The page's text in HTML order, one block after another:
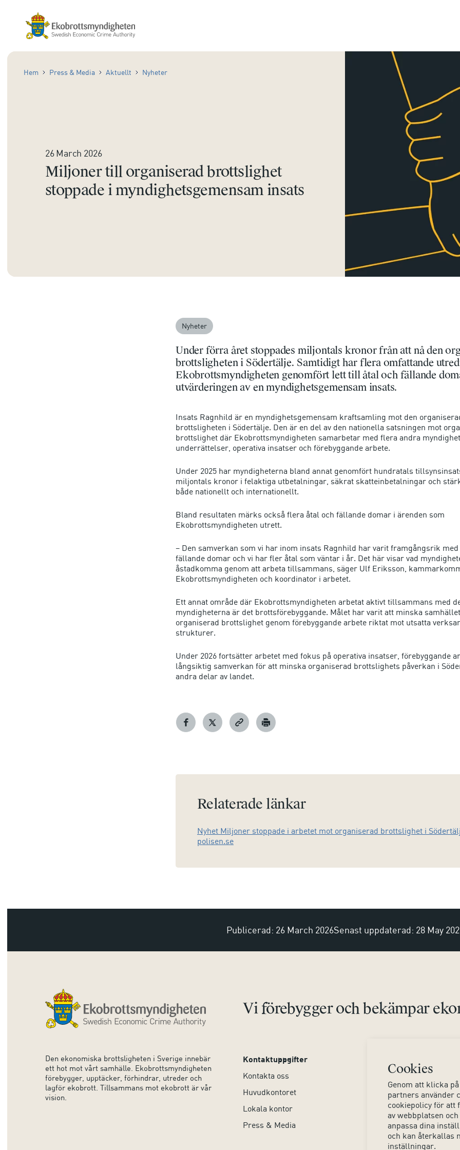
Cookies
Genom att klicka
partners använder
cookiepolicy för att
av webbplatsen
anpassa dina
och kan återkallas
inställningar.
Hem Press & Media Aktuellt Nyheter
26 March 2026
Miljoner till organiserad brottslighet
stoppade i myndighetsgemensam insats
Nyheter
Under förra året stoppades miljontals kronor från att nå den
brottsligheten i Södertälje. Samtidigt har flera omfattande
Ekobrottsmyndigheten genomfört lett till åtal och fällande
utvärderingen av en myndighetsgemensam insats.
Insats Ragnhild är en myndighetsgemensam kraftsamling mot den
brottsligheten i Södertälje. Den är en del av den nationella satsningen mot
brottslighet där Ekobrottsmyndigheten samarbetar med flera andra
underrättelser, operativa insatser och förebyggande arbete.
Under 2025 har myndigheterna bland annat genomfört hundratals
miljontals kronor i felaktiga utbetalningar, säkrat skatteinbetalningar och
både nationellt och internationellt.
Bland resultaten märks också flera åtal och fällande domar i ärenden som
Ekobrottsmyndigheten utrett.
– Den samverkan som vi har inom insats Ragnhild har varit framgångsrik med
fällande domar och vi har fler åtal som väntar i år. Det här visar vad
åstadkomma genom att arbeta tillsammans, säger Ulf Eriksson,
Ekobrottsmyndigheten och koordinator i arbetet.
Ett annat område där Ekobrottsmyndigheten arbetat aktivt tillsammans med
myndigheterna är det brottsförebyggande. Målet har varit att minska
organiserad brottslighet genom förebyggande arbete riktat mot utsatta
strukturer.
Under 2026 fortsätter arbetet med fokus på operativa insatser, förebyggande
långsiktig samverkan för att minska organiserad brottslighets påverkan i
andra delar av landet.
Relaterade länkar
Nyhet Miljoner stoppade i arbetet mot organiserad brottslighet i
polisen.se
Publicerad: 26 March 2026Senast uppdaterad: 28 May
Vi förebygger och bekämpar
Den ekonomiska brottsligheten i Sverige innebär
ett hot mot vårt samhälle. Ekobrottsmyndigheten
förebygger, upptäcker, förhindrar, utreder och
lagför ekobrott. Tillsammans mot ekobrott är vår
vision.
Kontaktuppgifter
Kontakta oss
Huvudkontoret
Lokala kontor
Press & Media
Tillgänglighet
Hjälpmedel
Dina personuppgifter
Om kakor (cookies)